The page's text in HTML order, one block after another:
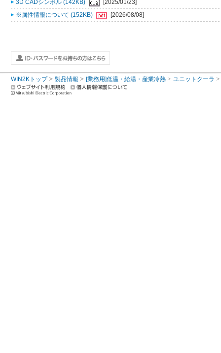
3D CADシンボル (142KB)
[2025/01/23]
※属性情報について (152KB)
[2026/08/08]
WIN2Kトップ 製品情報 [業務用]低温・給湯・産業冷熱 ユニットクーラ